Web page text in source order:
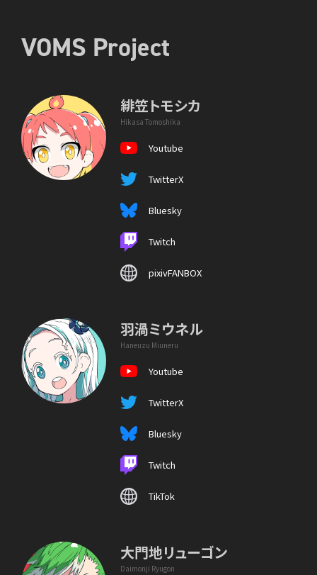
VOMS Project
緋笠トモシカ
Hikasa Tomoshika
Youtube
TwitterX
Bluesky
Twitch
pixivFANBOX
羽渦ミウネル
Haneuzu Miuneru
Youtube
TwitterX
Bluesky
Twitch
TikTok
大門地リューゴン
Daimonji Ryugon